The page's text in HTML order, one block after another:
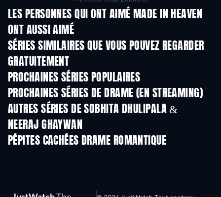
LES PERSONNES QUI ONT AIMÉ MADE IN HEAVEN
ONT AUSSI AIMÉ
Série
SÉRIES SIMILAIRES QUE VOUS POUVEZ REGARDER
GRATUITEMENTSérie
PROCHAINES SÉRIES POPULAIRES
Série Série
PROCHAINES SÉRIES DE DRAME (EN STREAMING)
Saison 6 Saison 2
AUTRES SÉRIES DE SOBHITA DHULIPALA &
NEERAJ GHAYWAN
Série
PÉPITES CACHÉES DRAME ROMANTIQUE
Série